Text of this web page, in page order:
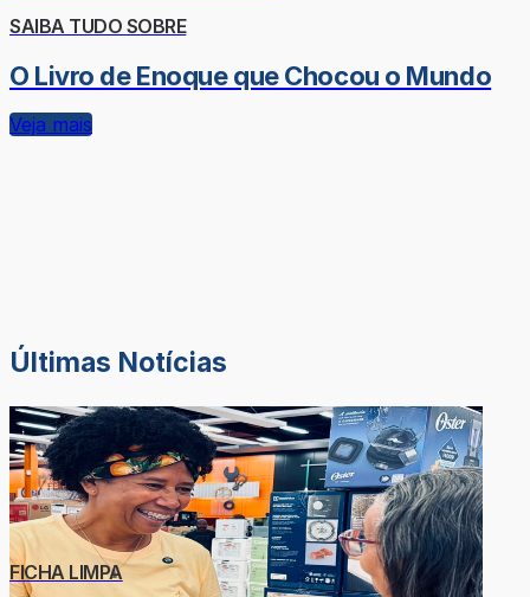
SAIBA TUDO SOBRE
O Livro de Enoque que Chocou o Mundo
Veja mais
Últimas Notícias
FICHA LIMPA